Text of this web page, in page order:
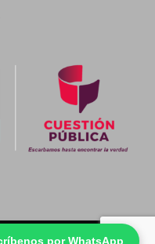
por WhatsApp
los derechos